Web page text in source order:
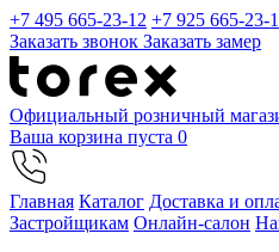
+7 495 665-23-12 +7 925 665-23-
Заказать звонок Заказать замер
Официальный розничный
Ваша корзина пуста 0
Главная Каталог Доставка и
Застройщикам Онлайн-салон